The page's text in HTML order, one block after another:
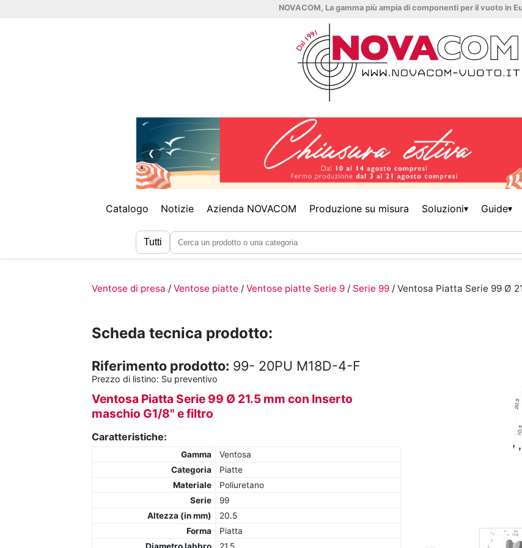
NOVACOM, La gamma più ampia di componenti per il vuoto in
❮
Catalogo Notizie Azienda NOVACOM Produzione su misura Soluzioni▾ Guide▾
Tutti
Ventose di presa / Ventose piatte / Ventose piatte Serie 9 / Serie 99 / Ventosa Piatta Serie 99 Ø
Scheda tecnica prodotto:
Riferimento prodotto: 99- 20PU M18D-4-F
Prezzo di listino: Su preventivo
Ventosa Piatta Serie 99 Ø 21.5 mm con Inserto
maschio G1/8" e filtro
Caratteristiche:
Gamma
Ventosa
Categoria
Piatte
Materiale
Poliuretano
Serie
99
Altezza (in mm)
20.5
Forma
Piatta